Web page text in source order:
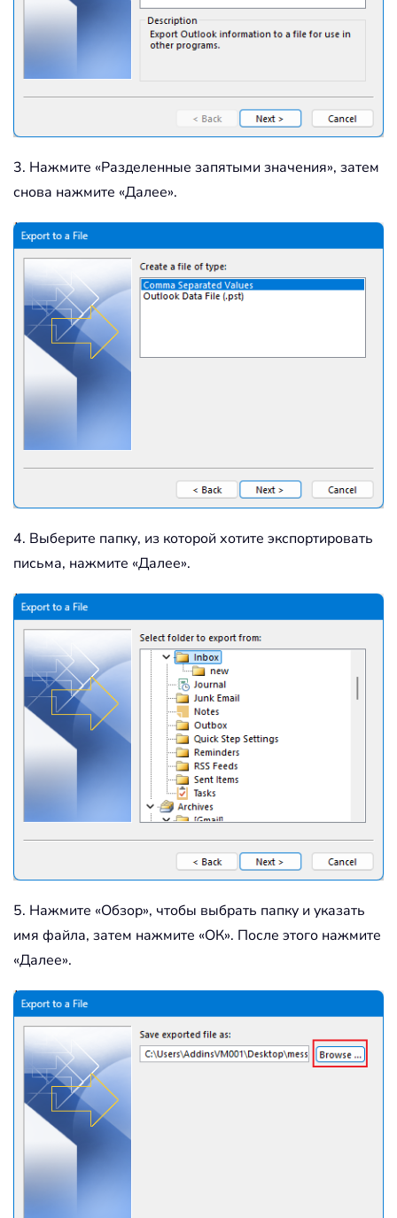
3. Нажмите «Разделенные запятыми значения», затем
снова нажмите «Далее».
4. Выберите папку, из которой хотите экспортировать
письма, нажмите «Далее».
5. Нажмите «Обзор», чтобы выбрать папку и указать
имя файла, затем нажмите «ОК». После этого нажмите
«Далее».